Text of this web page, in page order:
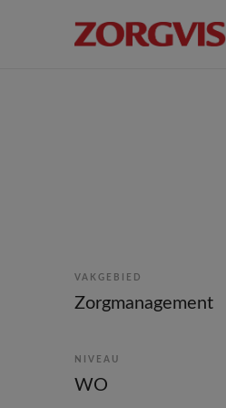
VAKGEBIED
Zorgmanagement
NIVEAU
WO